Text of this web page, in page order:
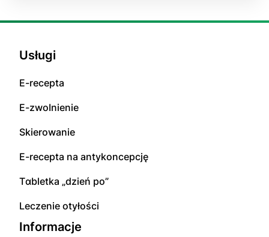
Usługi
E-rесерta
E-zwоInіenіе
Skierowanie
E-rесерta na аntуkоnсерсję
Tɑbletka „dzień po”
Leczenie otyłości
Informacje